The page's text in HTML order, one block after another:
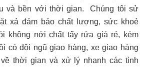
và bền với thời gian. Chúng tôi sử
xả đảm bảo chất lượng, sức khoẻ
không nới chất tẩy rửa giá rẻ, kém
có đội ngũ giao hàng, xe giao hàng
thời gian và xử lý nhanh các tình